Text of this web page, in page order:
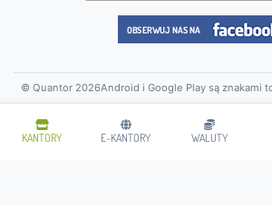
KANTORY E-KANTORY WALUTY
© Quantor 2026Android i Google Play są znakami